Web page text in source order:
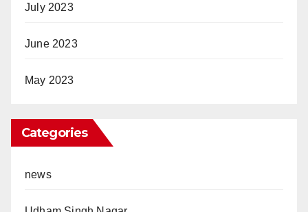
July 2023
June 2023
May 2023
Categories
news